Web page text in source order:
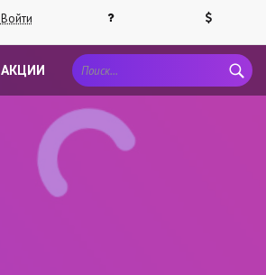
Войти
АКЦИИ